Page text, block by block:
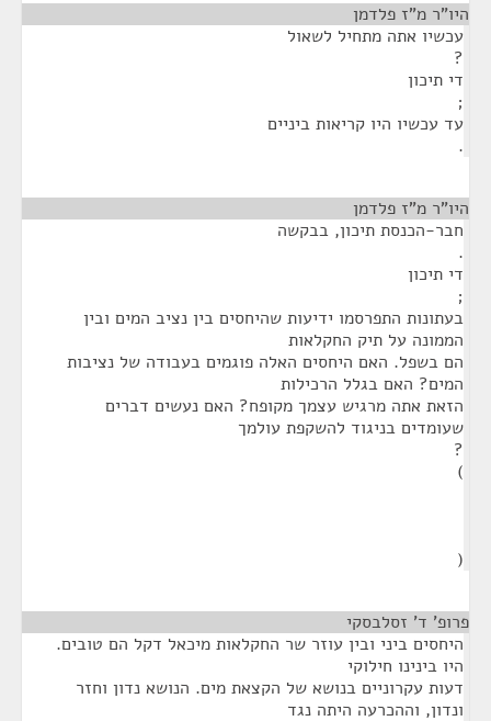
היו"ר מ"ז פלדמן
עכשיו אתה מתחיל לשאול
?
די תיכון
;
עד עכשיו היו קריאות ביניים
.
היו"ר מ"ז פלדמן
חבר-הכנסת תיכון, בבקשה
.
די תיכון
;
בעתונות התפרסמו ידיעות שהיחסים בין נציב המים ובין
הממונה על תיק החקלאות
הם בשפל. האם היחסים האלה פוגמים בעבודה של נציבות
המים? האם בגלל הרכילות
הזאת אתה מרגיש עצמך מקופח? האם נעשים דברים
שעומדים בניגוד להשקפת עולמך
?
)
(
פרופ' ד' זסלבסקי
היחסים ביני ובין עוזר שר החקלאות מיכאל דקל הם טובים.
היו בינינו חילוקי
דעות עקרוניים בנושא של הקצאת מים. הנושא נדון וחזר
ונדון, וההכרעה היתה נגד